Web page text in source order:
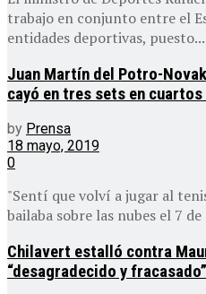
trabajo en conjunto entre el
entidades deportivas, puesto...
Juan Martín del Potro-
cayó en tres sets en cuartos
by Prensa
18 mayo, 2019
0
"Sentí que volví a jugar al
bailaba sobre las nubes el 7 de
Chilavert estalló contra
“desagradecido y fracasado”